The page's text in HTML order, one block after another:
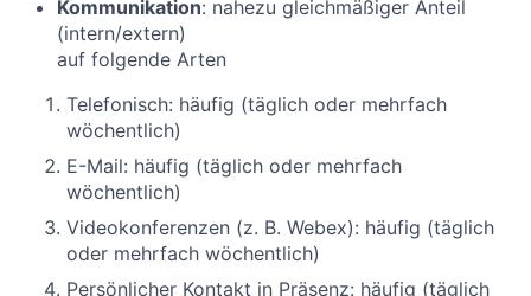
Kommunikation: nahezu gleichmäßiger Anteil
(intern/extern)
auf folgende Arten
Telefonisch: häufig (täglich oder mehrfach
wöchentlich)
E-Mail: häufig (täglich oder mehrfach
wöchentlich)
Videokonferenzen (z. B. Webex): häufig (täglich
oder mehrfach wöchentlich)
Persönlicher Kontakt in Präsenz: häufig (täglich